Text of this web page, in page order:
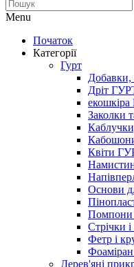
Menu
Початок
Категорії
Гурт
Добавки,
Дріт
Заколки
Квіти
Основи
Помпони
Стрічки
Фетр і
Дерев'яні